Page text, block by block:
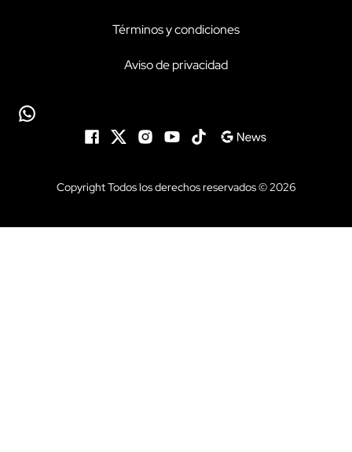
Términos y condiciones
Aviso de privacidad
Copyright Todos los derechos reservados © 2026